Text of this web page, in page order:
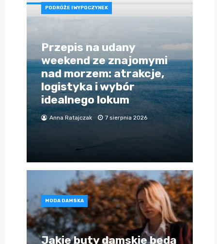
PODRÓŻE I WYPOCZYNEK
Przepis na udany
weekend ze znajomymi
nad morzem: atrakcje,
logistyka i wybór
idealnego lokum
Anna Ratajczak 7 sierpnia 2026
MODA DAMSKA
Jakie buty damskie będą